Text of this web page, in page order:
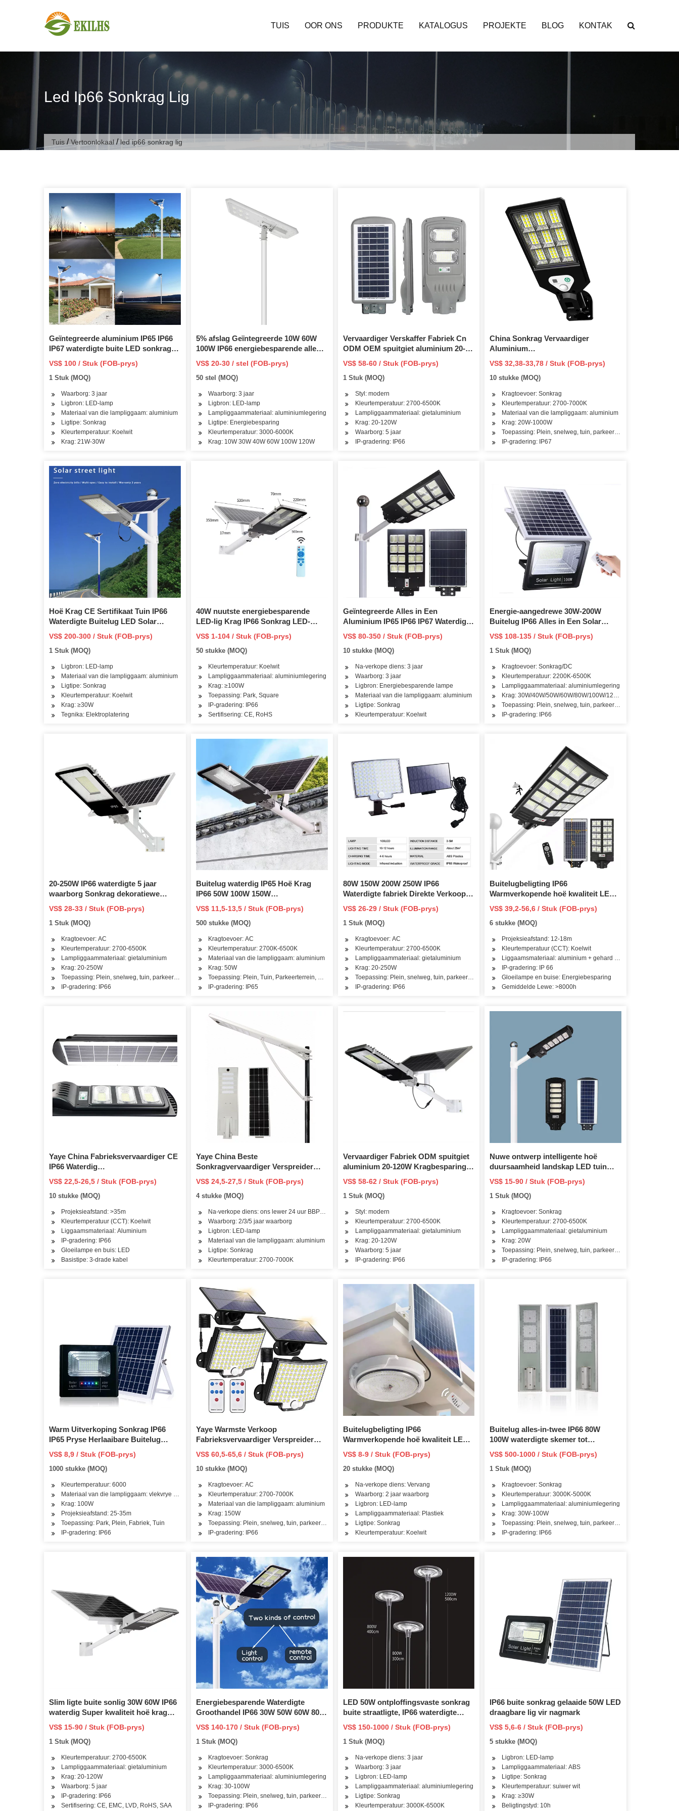
TUIS OOR ONS PRODUKTE KATALOGUS PROJEKTE BLOG KONTAK
Led Ip66 Sonkrag Lig
Tuis /Vertoonlokaal/led ip66 sonkrag lig
Geïntegreerde aluminium IP65 IP66
IP67 waterdigte buite LED sonkrag
straatlig met bewegingsensor
litiumbattery en sonpaneel
VS$ 100 / Stuk (FOB-prys)
1 Stuk (MOQ)
Waarborg: 3 jaar
Ligbron: LED-lamp
Materiaal van die lampliggaam: aluminium
Ligtipe: Sonkrag
Kleurtemperatuur: Koelwit
Krag: 21W-30W
5% afslag Geïntegreerde 10W 60W
100W IP66 energiebesparende alles
in een sonkrag-aangedrewe LED-
straatlig
VS$ 20-30 / stel (FOB-prys)
50 stel (MOQ)
Waarborg: 3 jaar
Ligbron: LED-lamp
Lampliggaammateriaal: aluminiumlegering
Ligtipe: Energiebesparing
Kleurtemperatuur: 3000-6000K
Krag: 10W 30W 40W 60W 100W 120W
Vervaardiger Verskaffer Fabriek Cn
ODM OEM spuitgiet aluminium 20-
120W Kragbesparing IP66 Lig
Waterdigte Sonkrag Post Top Tuin
Lig Behuising LED Straatlig
VS$ 58-60 / Stuk (FOB-prys)
1 Stuk (MOQ)
Styl: modern
Kleurtemperatuur: 2700-6500K
Lampliggaammateriaal: gietaluminium
Krag: 20-120W
Waarborg: 5 jaar
IP-gradering: IP66
China Sonkrag Vervaardiger
Aluminium
2000/1000/800/600/500W/400/300/200/100W
LED Sensor IP66 Straat Buitelug
Alles in Een Kamera ABS COB Muur
VS$ 32,38-33,78 / Stuk (FOB-prys)
10 stukke (MOQ)
Kragtoevoer: Sonkrag
Kleurtemperatuur: 2700-7000K
Materiaal van die lampliggaam: aluminium
Krag: 20W-1000W
Toepassing: Plein, snelweg, tuin, parkeerterrein, straat, pad, park
IP-gradering: IP67
Hoë Krag CE Sertifikaat Tuin IP66
Waterdigte Buitelug LED Solar
Straatlig
VS$ 200-300 / Stuk (FOB-prys)
1 Stuk (MOQ)
Ligbron: LED-lamp
Materiaal van die lampliggaam: aluminium
Ligtipe: Sonkrag
Kleurtemperatuur: Koelwit
Krag: ≥30W
Tegnika: Elektroplatering
40W nuutste energiebesparende
LED-lig Krag IP66 Sonkrag LED-
straatlig
VS$ 1-104 / Stuk (FOB-prys)
50 stukke (MOQ)
Kleurtemperatuur: Koelwit
Lampliggaammateriaal: aluminiumlegering
Krag: ≥100W
Toepassing: Park, Square
IP-gradering: IP66
Sertifisering: CE, RoHS
Geïntegreerde Alles in Een
Aluminium IP65 IP66 IP67 Waterdigte
Buiteweg Tuin LED Son Straatlig met
Bewegingsensor Litium Battery en
Paneel
VS$ 80-350 / Stuk (FOB-prys)
10 stukke (MOQ)
Na-verkope diens: 3 jaar
Waarborg: 3 jaar
Ligbron: Energiebesparende lampe
Materiaal van die lampliggaam: aluminium
Ligtipe: Sonkrag
Kleurtemperatuur: Koelwit
Energie-aangedrewe 30W-200W
Buitelug IP66 Alles in Een Solar
Straatlig Geïntegreerde LED
Armatuur Vloed Tuin Pad Lig met
Beweging Sensor vir Openbare
VS$ 108-135 / Stuk (FOB-prys)
1 Stuk (MOQ)
Kragtoevoer: Sonkrag/DC
Kleurtemperatuur: 2200K-6500K
Lampliggaammateriaal: aluminiumlegering
Krag: 30W/40W/50W/60W/80W/100W/120W/150W/200W
Toepassing: Plein, snelweg, tuin, parkeerterrein
IP-gradering: IP66
20-250W IP66 waterdigte 5 jaar
waarborg Sonkrag dekoratiewe
spuitgiet aluminium Smart Camrera
Solar Flood Light LED Straatlig
Behuising vir Park Vervaardiger
VS$ 28-33 / Stuk (FOB-prys)
1 Stuk (MOQ)
Kragtoevoer: AC
Kleurtemperatuur: 2700-6500K
Lampliggaammateriaal: gietaluminium
Krag: 20-250W
Toepassing: Plein, snelweg, tuin, parkeerterrein
IP-gradering: IP66
Buitelug waterdig IP65 Hoë Krag
IP66 50W 100W 150W
Sekuriteitsbeligting LED Padlamp
Tuinwerfsensor Sonkrag of Hoof
LED Straatlig
VS$ 11,5-13,5 / Stuk (FOB-prys)
500 stukke (MOQ)
Kragtoevoer: AC
Kleurtemperatuur: 2700K-6500K
Materiaal van die lampliggaam: aluminium
Krag: 50W
Toepassing: Plein, Tuin, Parkeerterrein, Pad, Werkswinkel
IP-gradering: IP65
80W 150W 200W 250W IP66
Waterdigte fabriek Direkte Verkoop
Hoë Lumen Projek Hoë Kwaliteit
Energiebesparende LED Solar St
Strip Tipe LED Straatlig Behuising
VS$ 26-29 / Stuk (FOB-prys)
1 Stuk (MOQ)
Kragtoevoer: AC
Kleurtemperatuur: 2700-6500K
Lampliggaammateriaal: gietaluminium
Krag: 20-250W
Toepassing: Plein, snelweg, tuin, parkeerterrein
IP-gradering: IP66
Buitelugbeligting IP66
Warmverkopende hoë kwaliteit LED-
sonkraglig
VS$ 39,2-56,6 / Stuk (FOB-prys)
6 stukke (MOQ)
Projeksieafstand: 12-18m
Kleurtemperatuur (CCT): Koelwit
Liggaamsmateriaal: aluminium + gehard glas
IP-gradering: IP 66
Gloeilampe en buise: Energiebesparing
Gemiddelde Lewe: >8000h
Yaye China Fabrieksvervaardiger CE
IP66 Waterdig
1500/1000/800/600/500/400/300/250/200/150/100/50/30/20/10W
Outdoor Mini COB/SMD Solar LED
Vloedtonnellig
VS$ 22,5-26,5 / Stuk (FOB-prys)
10 stukke (MOQ)
Projeksieafstand: >35m
Kleurtemperatuur (CCT): Koelwit
Liggaamsmateriaal: Aluminium
IP-gradering: IP66
Gloeilampe en buis: LED
Basistipe: 3-drade kabel
Yaye China Beste
Sonkragvervaardiger Verspreider
Verskaffer Aluminium CE RoHS 50W
IP66 Waterdigte Buitelug LED
Grasperk Tuinpad Landskap Muur
VS$ 24,5-27,5 / Stuk (FOB-prys)
4 stukke (MOQ)
Na-verkope diens: ons lewer 24 uur BBP-diens
Waarborg: 2/3/5 jaar waarborg
Ligbron: LED-lamp
Materiaal van die lampliggaam: aluminium
Ligtipe: Sonkrag
Kleurtemperatuur: 2700-7000K
Vervaardiger Fabriek ODM spuitgiet
aluminium 20-120W Kragbesparing
IP66 Lig Waterdigte Solar Post Top
LED Straatlig LED Tuin Lig
Behuising vir Park
VS$ 58-62 / Stuk (FOB-prys)
1 Stuk (MOQ)
Styl: modern
Kleurtemperatuur: 2700-6500K
Lampliggaammateriaal: gietaluminium
Krag: 20-120W
Waarborg: 5 jaar
IP-gradering: IP66
Nuwe ontwerp intelligente hoë
duursaamheid landskap LED tuin
sonkrag IP66 waterdigte buite LED
straatlig met kamera
VS$ 15-90 / Stuk (FOB-prys)
1 Stuk (MOQ)
Kragtoevoer: Sonkrag
Kleurtemperatuur: 2700-6500K
Lampliggaammateriaal: gietaluminium
Krag: 20W
Toepassing: Plein, snelweg, tuin, parkeerterrein
IP-gradering: IP66
Warm Uitverkoping Sonkrag IP66
IP65 Pryse Herlaaibare Buitelug
vloedlig 50W 100W LED vloedligte
VS$ 8,9 / Stuk (FOB-prys)
1000 stukke (MOQ)
Kleurtemperatuur: 6000
Materiaal van die lampliggaam: vlekvrye staal
Krag: 100W
Projeksieafstand: 25-35m
Toepassing: Park, Plein, Fabriek, Tuin
IP-gradering: IP66
Yaye Warmste Verkoop
Fabrieksvervaardiger Verspreider
Verskaffer Aluminium CE/RoHS
50W/100W/150W Buitelug Waterdigte
IP66 Sonkrag LED Road Highway
VS$ 60,5-65,6 / Stuk (FOB-prys)
10 stukke (MOQ)
Kragtoevoer: AC
Kleurtemperatuur: 2700-7000K
Materiaal van die lampliggaam: aluminium
Krag: 150W
Toepassing: Plein, snelweg, tuin, parkeerterrein
IP-gradering: IP66
Buitelugbeligting IP66
Warmverkopende hoë kwaliteit LED-
sonkraglig
VS$ 8-9 / Stuk (FOB-prys)
20 stukke (MOQ)
Na-verkope diens: Vervang
Waarborg: 2 jaar waarborg
Ligbron: LED-lamp
Lampliggaammateriaal: Plastiek
Ligtipe: Sonkrag
Kleurtemperatuur: Koelwit
Buitelug alles-in-twee IP66 80W
100W waterdigte skemer tot
dagbreek Sonpaneel PV-
energieaangedrewe
vloedbuitelugkringtelevisie LED
VS$ 500-1000 / Stuk (FOB-prys)
1 Stuk (MOQ)
Kragtoevoer: Sonkrag
Kleurtemperatuur: 3000K-5000K
Lampliggaammateriaal: aluminiumlegering
Krag: 30W-100W
Toepassing: Plein, snelweg, tuin, parkeerterrein
IP-gradering: IP66
Slim ligte buite sonlig 30W 60W IP66
waterdig Super kwaliteit hoë krag
Perfekte prys LED straatlig met
gehard glas lampbehuising
VS$ 15-90 / Stuk (FOB-prys)
1 Stuk (MOQ)
Kleurtemperatuur: 2700-6500K
Lampliggaammateriaal: gietaluminium
Krag: 20-120W
Waarborg: 5 jaar
IP-gradering: IP66
Sertifisering: CE, EMC, LVD, RoHS, SAA
Energiebesparende Waterdigte
Groothandel IP66 30W 50W 60W 80W
100W Armature LED-
sonkragstraatlig Sontuinlig met
bewegingsensor CE en RoHS
VS$ 140-170 / Stuk (FOB-prys)
1 Stuk (MOQ)
Kragtoevoer: Sonkrag
Kleurtemperatuur: 3000-6500K
Lampliggaammateriaal: aluminiumlegering
Krag: 30-100W
Toepassing: Plein, snelweg, tuin, parkeerterrein
IP-gradering: IP66
LED 50W ontploffingsvaste sonkrag
buite straatligte, IP66 waterdigte
skemer tot dagbreek Veiligheidsarea
lig 4000K 7000 Lumen vir olie- en
gasaanleg buitebeligting.
VS$ 150-1000 / Stuk (FOB-prys)
1 Stuk (MOQ)
Na-verkope diens: 3 jaar
Waarborg: 3 jaar
Ligbron: LED-lamp
Lampliggaammateriaal: aluminiumlegering
Ligtipe: Sonkrag
Kleurtemperatuur: 3000K-6500K
IP66 buite sonkrag gelaaide 50W LED
draagbare lig vir nagmark
VS$ 5,6-6 / Stuk (FOB-prys)
5 stukke (MOQ)
Ligbron: LED-lamp
Lampliggaammateriaal: ABS
Ligtipe: Sonkrag
Kleurtemperatuur: suiwer wit
Krag: ≥30W
Beligtingstyd: 10h